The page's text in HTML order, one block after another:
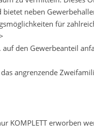
neben
für
den Gewerbeanteil
angrenzende
KOMPLETT erworben